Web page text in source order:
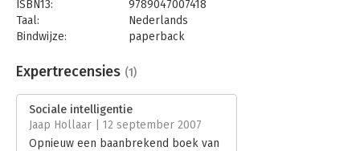
ISBN13:
9789047007418
Taal:
Nederlands
Bindwijze:
paperback
Uitgever:
Business Contact
Verschijningsdatum:
Hoofdrubriek: Psychologie
Expertrecensies (1)
Sociale intelligentie
Jaap Hollaar | 12 september 2007
Opnieuw een baanbrekend boek van